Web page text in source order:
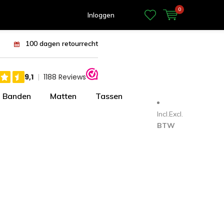
Inloggen
0
100 dagen retourrecht
Banden Matten Tassen
Incl.Excl.
BTW